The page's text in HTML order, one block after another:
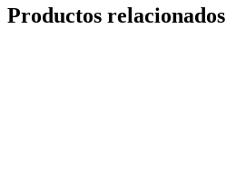
original
era:
actual
es:
Productos relacionados